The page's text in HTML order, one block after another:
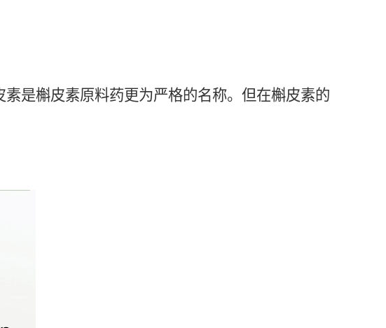
是槲皮素原料药更为严格的名称。但在槲皮素的